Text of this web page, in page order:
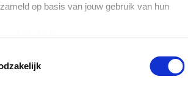
op basis van jouw gebruik van hun
Vragen
saldo van je VVV